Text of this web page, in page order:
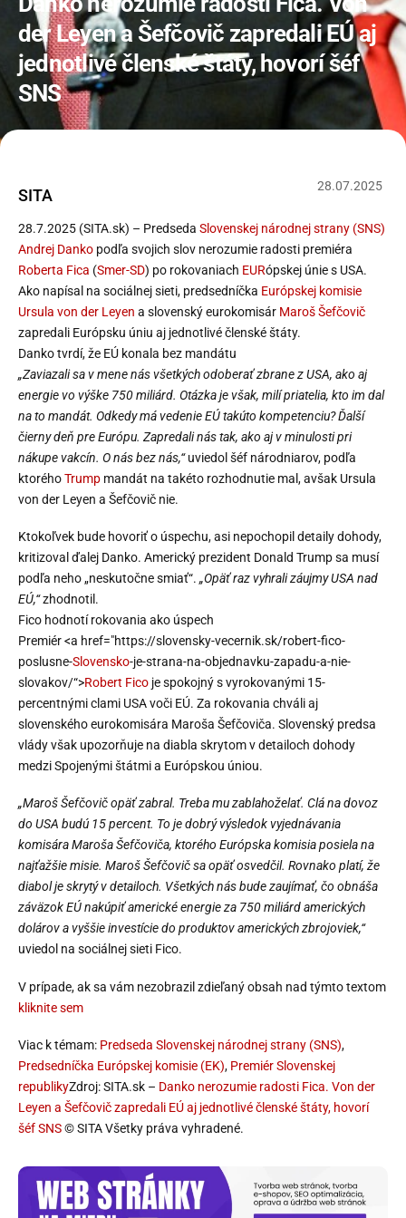
der Leyen a Šefčovič zapredali EÚ aj
jednotlivé členské štáty, hovorí šéf
SNS
SITA 28.07.2025
28.7.2025 (SITA.sk) – Predseda Slovenskej národnej strany (SNS)
Andrej Danko podľa svojich slov nerozumie radosti premiéra
Roberta Fica (Smer-SD) po rokovaniach EURópskej únie s USA.
Ako napísal na sociálnej sieti, predsedníčka Európskej komisie
Ursula von der Leyen a slovenský eurokomisár Maroš Šefčovič
zapredali Európsku úniu aj jednotlivé členské štáty.
Danko tvrdí, že EÚ konala bez mandátu
„Zaviazali sa v mene nás všetkých odoberať zbrane z USA, ako aj
energie vo výške 750 miliárd. Otázka je však, milí priatelia, kto im dal
na to mandát. Odkedy má vedenie EÚ takúto kompetenciu? Ďalší
čierny deň pre Európu. Zapredali nás tak, ako aj v minulosti pri
nákupe vakcín. O nás bez nás,“uviedol šéf národniarov, podľa
ktoréhoTrump mandát na takéto rozhodnutie mal, avšak Ursula
von der Leyen a Šefčovič nie.
Ktokoľvek bude hovoriť o úspechu, asi nepochopil detaily dohody,
kritizoval ďalej Danko. Americký prezident Donald Trump sa musí
podľa neho „neskutočne smiať“. „Opäť raz vyhrali záujmy USA nad
EÚ,“zhodnotil.
Fico hodnotí rokovania ako úspech
Premiér <a href="https://slovensky-vecernik.sk/robert-fico-
poslusne-Slovensko-je-strana-na-objednavku-zapadu-a-nie-
slovakov/“>Robert Fico je spokojný s vyrokovanými 15-
percentnými clami USA voči EÚ. Za rokovania chváli aj
slovenského eurokomisára Maroša Šefčoviča. Slovenský predsa
vlády však upozorňuje na diabla skrytom v detailoch dohody
medzi Spojenými štátmi a Európskou úniou.
„Maroš Šefčovič opäť zabral. Treba mu zablahoželať. Clá na dovoz
do USA budú 15 percent. To je dobrý výsledok vyjednávania
komisára Maroša Šefčoviča, ktorého Európska komisia posiela na
najťažšie misie. Maroš Šefčovič sa opäť osvedčil. Rovnako platí, že
diabol je skrytý v detailoch. Všetkých nás bude zaujímať, čo obnáša
záväzok EÚ nakúpiť americké energie za 750 miliárd amerických
dolárov a vyššie investície do produktov amerických zbrojoviek,“
uviedol na sociálnej sieti Fico.
V prípade, ak sa vám nezobrazil zdieľaný obsah nad týmto textom
kliknite sem
Viac k témam: Predseda Slovenskej národnej strany (SNS),
Predsedníčka Európskej komisie (EK), Premiér Slovenskej
republikyZdroj: SITA.sk – Danko nerozumie radosti Fica. Von der
Leyen a Šefčovič zapredali EÚ aj jednotlivé členské štáty, hovorí
šéf SNS© SITA Všetky práva vyhradené.